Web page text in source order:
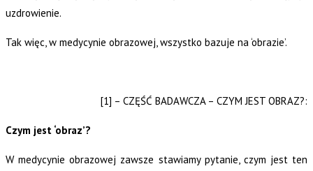
uzdrowienie.
Tak więc, w medycynie obrazowej, wszystko bazuje na ‘obrazie’.
[1] – CZĘŚĆ BADAWCZA – CZYM JEST OBRAZ?:
Czym jest ‘obraz’?
W medycynie obrazowej zawsze stawiamy pytanie, czym jest ten